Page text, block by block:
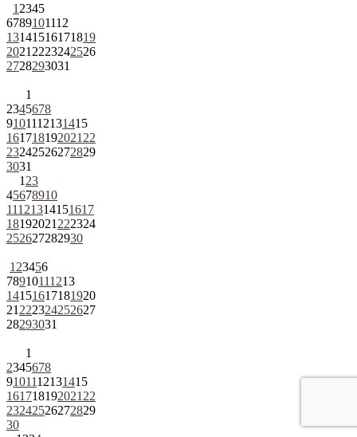
1 2345
6789101112
13141516171819
2021 2223242526
2728293031
1
2345678
9101112131415
161718192021 22
23242526272829
3031
1 23
45678910
11121314151617
18192021 222324
252627282930
1 23456
78910111213
14151617181920
21 222324252627
28293031
1
2345678
9101112131415
161718192021 22
23242526272829
30